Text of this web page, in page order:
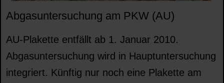
Abgasuntersuchung am PKW (AU)
AU-Plakette entfällt ab 1. Januar 2010.
Abgasuntersuchung wird in Hauptuntersuchung
integriert. Künftig nur noch eine Plakette am